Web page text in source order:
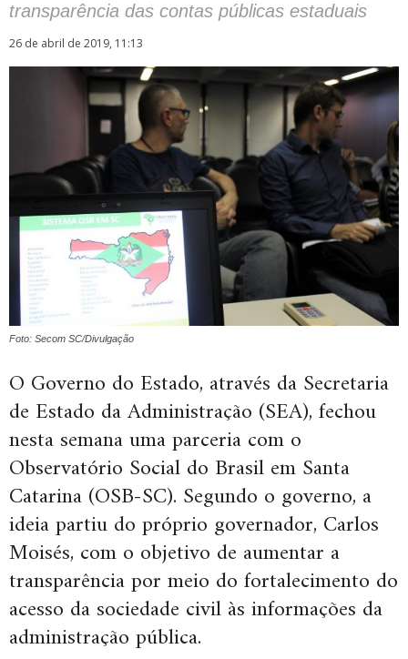
transparência das contas públicas estaduais
26 de abril de 2019, 11:13
Foto: Secom SC/Divulgação
O Governo do Estado, através da Secretaria
de Estado da Administração (SEA), fechou
nesta semana uma parceria com o
Observatório Social do Brasil em Santa
Catarina (OSB-SC). Segundo o governo, a
ideia partiu do próprio governador, Carlos
Moisés, com o objetivo de aumentar a
transparência por meio do fortalecimento do
acesso da sociedade civil às informações da
administração pública.